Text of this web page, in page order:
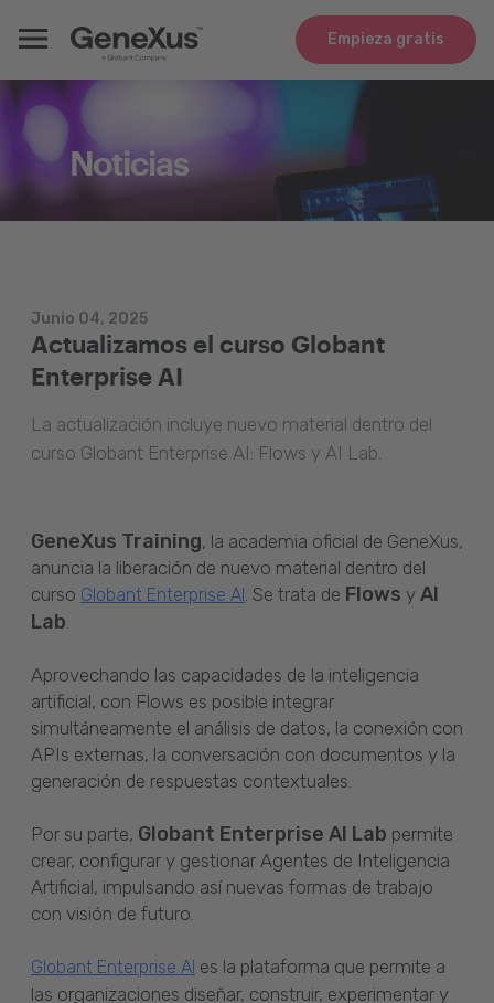
Empieza gratis
Noticias
Actualizamos el curso Globant
Enterprise AI
Junio 04, 2025
La actualización incluye nuevo material dentro del
curso Globant Enterprise AI: Flows y AI Lab.
GeneXus Training, la academia oficial de GeneXus,
anuncia la liberación de nuevo material dentro del
curso Globant Enterprise AI. Se trata de Flows y AI
Lab.
Aprovechando las capacidades de la inteligencia
artificial, con Flows es posible integrar
simultáneamente el análisis de datos, la conexión con
APIs externas, la conversación con documentos y la
generación de respuestas contextuales.
Por su parte, Globant Enterprise AI Lab permite
crear, configurar y gestionar Agentes de Inteligencia
Artificial, impulsando así nuevas formas de trabajo
con visión de futuro.
Globant Enterprise AI es la plataforma que permite a
las organizaciones diseñar, construir, experimentar y